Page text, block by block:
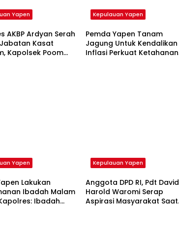
Yapen
AKBP Ardyan Serah
Kasat
Kapolsek Poom
Kepulauan Yapen
Pemda Yapen Tanam
Jagung Untuk Kendalikan
Inflasi Perkuat Ketahanan
Yapen
Lakukan
Ibadah Malam
Ibadah
Kepulauan Yapen
Anggota DPD RI, Pdt David
Harold Waromi Serap
Aspirasi Masyarakat Saat